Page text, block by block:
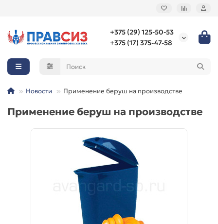
+375 (29) 125-50-53
+375 (17) 375-47-58
Новости Применение беруш на производстве
Применение беруш на производстве